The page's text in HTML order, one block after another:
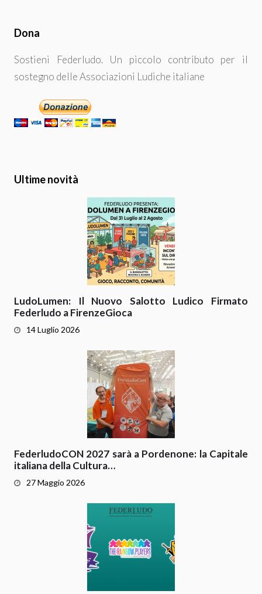
Dona
Sostieni Federludo. Un piccolo contributo per il
sostegno delle Associazioni Ludiche italiane
Ultime novità
14 Luglio 2026
LudoLumen: Il Nuovo Salotto Ludico Firmato
Federludo a FirenzeGioca
27 Maggio 2026
FederludoCON 2027 sarà a Pordenone: la Capitale
italiana della Cultura…